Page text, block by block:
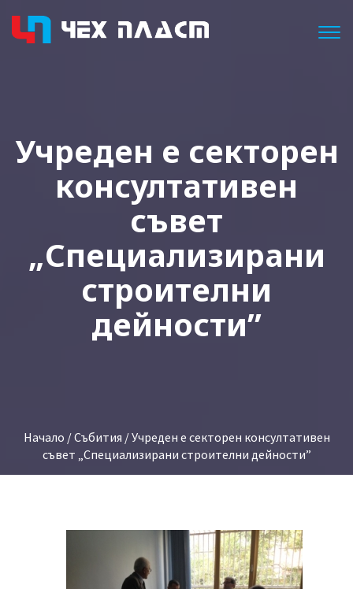
Учреден е секторен
консултативен
съвет
„Специализирани
строителни
дейности”
Начало /Събития / Учреден е секторен консултативен
съвет „Специализирани строителни дейности”